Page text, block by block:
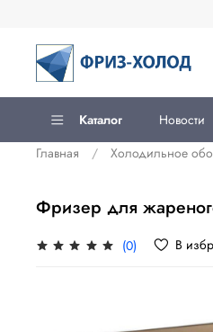
Каталог Новости
Главная
Холодильное
Фризер для
(0) В